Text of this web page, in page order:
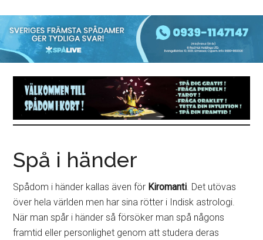
Spå i händer
Spådom i händer kallas även för Kiromanti . Det utövas
över hela världen men har sina rötter i Indisk astrologi.
När man spår i händer så försöker man spå någons
framtid eller personlighet genom att studera deras